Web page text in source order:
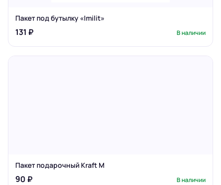
Пакет под бутылку «Imilit»
131 ₽ В наличии
Пакет подарочный Kraft M
90 ₽ В наличии